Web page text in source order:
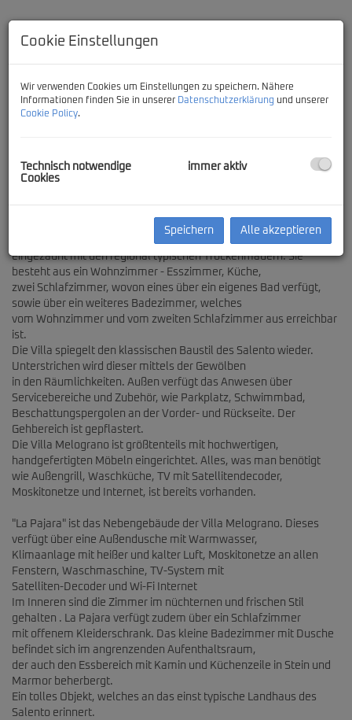
Villa Melograno
Die Villa Melograno in Pescoluse ist umgeben von Olivenhainen
auf einem 5000 Quadratmeter großen Grundstück,
eingezäunt mit den regional typischen Trockenmauern. Sie
besteht aus ein Wohnzimmer - Esszimmer, Küche,
zwei Schlafzimmer, wovon eines über ein eigenes Bad verfügt,
sowie über ein weiteres Badezimmer, welches
vom Wohnzimmer und vom zweiten Schlafzimmer aus erreichbar
ist.
Die Villa spiegelt den klassischen Baustil des Salento wieder.
Unterstrichen wird dieser mittels der Gewölben
in den Räumlichkeiten. Außen verfügt das Anwesen über
Servicebereiche und Zubehör, wie Parkplatz, Schwimmbad,
Beschattungspergolen an der Vorder- und Rückseite. Der
Gehbereich ist gepflastert.
Die Villa Melograno ist größtenteils mit hochwertigen,
handgefertigten Möbeln eingerichtet. Alles, was man benötigt
wie Außengrill, Waschküche, TV mit Satellitendecoder,
Moskitonetze und Internet, ist bereits vorhanden.
"La Pajara" ist das Nebengebäude der Villa Melograno. Dieses
verfügt über eine Außendusche mit Warmwasser,
Klimaanlage mit heißer und kalter Luft, Moskitonetze an allen
Fenstern, Waschmaschine, TV-System mit
Satelliten-Decoder und Wi-Fi Internet
Im Inneren sind die Zimmer im nüchternen und frischen Stil
gehalten . La Pajara verfügt zudem über ein Schlafzimmer
mit offenem Kleiderschrank. Das kleine Badezimmer mit Dusche
befindet sich im angrenzenden Aufenthaltsraum,
der auch den Essbereich mit Kamin und Küchenzeile in Stein und
Marmor beherbergt.
Ein tolles Objekt, welches an das einst typische Landhaus des
Salento erinnert.
Cookie Einstellungen
Wir verwenden Cookies um Einstellungen zu speichern. Nähere
Informationen finden Sie in unserer Datenschutzerklärung und unserer
Cookie Policy.
Technisch notwendige
Cookies
immer aktiv
Speichern Alle akzeptieren